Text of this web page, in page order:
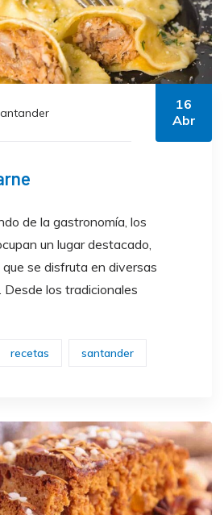
16
Abr
de la gastronomía, los
un lugar destacado,
se disfruta en diversas
los tradicionales
recetas santander